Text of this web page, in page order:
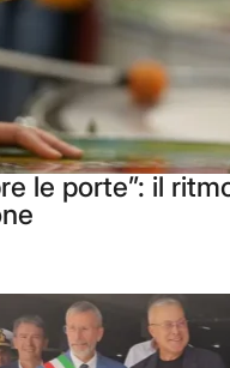
le porte”: il